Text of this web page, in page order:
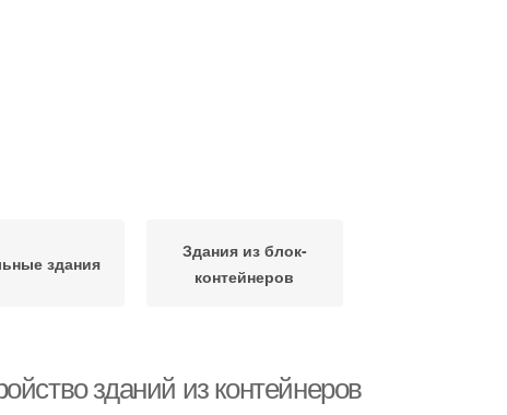
здания
Здания из блок-
контейнеров
зданий из контейнеров